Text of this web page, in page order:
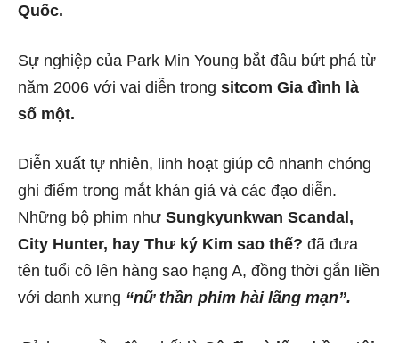
Quốc.
Sự nghiệp của Park Min Young bắt đầu bứt phá từ
năm 2006 với vai diễn trong sitcom Gia đình là
số một.
Diễn xuất tự nhiên, linh hoạt giúp cô nhanh chóng
ghi điểm trong mắt khán giả và các đạo diễn.
Những bộ phim như Sungkyunkwan Scandal,
City Hunter, hay Thư ký Kim sao thế? đã đưa
tên tuổi cô lên hàng sao hạng A, đồng thời gắn liền
với danh xưng “nữ thần phim hài lãng mạn”.